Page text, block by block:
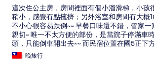
這次住公主房，房間裡面有個小溜滑梯，小孩
稍小，感覺有點擁擠；另外浴室和房間有大概
不小心很容易跌倒~~ 早餐口味還不錯，管家
親切~ 唯一不太方便的部份，是當院子停滿車
頭，只能倒車開出去~~ 而民宿位置在國5正下
有點在考驗駕駛的技術就是了~ 只能倒退開出去~
1 晚旅行